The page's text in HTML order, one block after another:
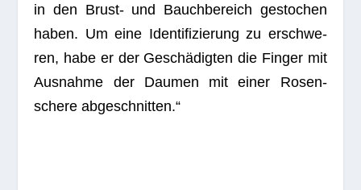
in den Brust- und Bauch­be­reich gesto­chen
haben. Um eine Iden­ti­fi­zie­rung zu erschwe­
ren, habe er der Geschädigten die Fin­ger mit
Aus­nahme der Dau­men mit einer Rosen­
schere abgeschnitten.“